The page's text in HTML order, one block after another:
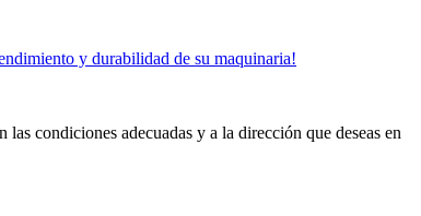
y durabilidad de su maquinaria!
condiciones adecuadas y a la dirección que deseas en